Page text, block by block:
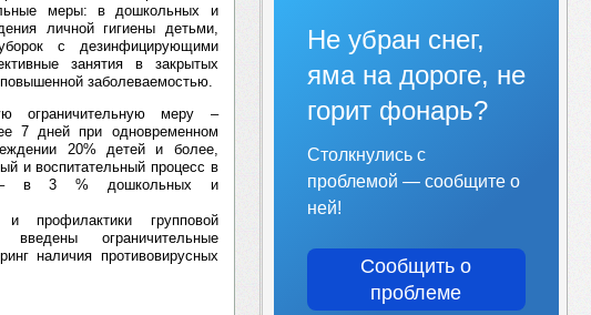
меры: в дошкольных и
личной гигиены детьми,
с дезинфицирующими
занятия в закрытых
заболеваемостью.
ограничительную меру –
7 дней при одновременном
20% детей и более,
и воспитательный процесс в
– в 3 % дошкольных и
профилактики групповой
ограничительные
наличия противовирусных
Не убран снег,
яма на дороге, не
горит фонарь?
Столкнулись с
проблемой — сообщите о
ней!
Сообщить о
проблеме